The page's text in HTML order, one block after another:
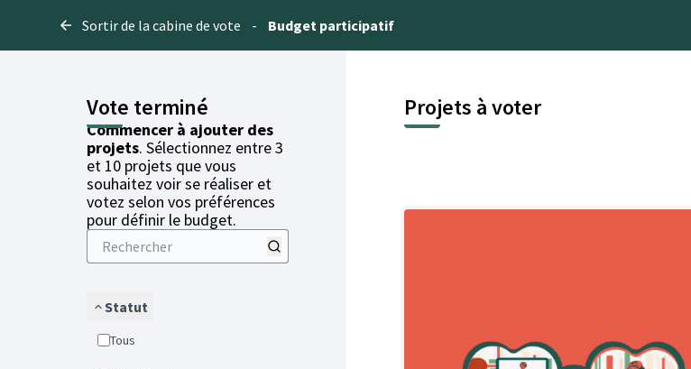
Sortir de la cabine de vote - Budget participatif
Vote terminé
Commencer à ajouter des
projets. Sélectionnez entre 3
et 10 projets que vous
souhaitez voir se réaliser et
votez selon vos préférences
pour définir le budget.
Statut
Tous
Projets à voter